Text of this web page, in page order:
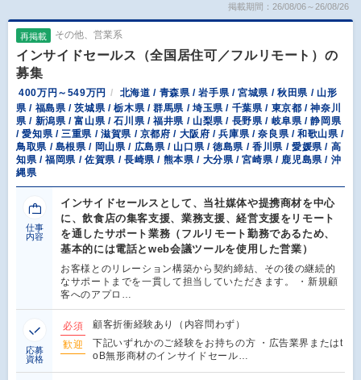
掲載期間：26/08/06～26/08/26
再掲載 その他、営業系
インサイドセールス（全国居住可／フルリモート）の
募集
400万円～549万円
北海道 / 青森県 / 岩手県 / 宮城県 / 秋田県 / 山形
県 / 福島県 / 茨城県 / 栃木県 / 群馬県 / 埼玉県 / 千葉県 / 東京都 / 神奈川
県 / 新潟県 / 富山県 / 石川県 / 福井県 / 山梨県 / 長野県 / 岐阜県 / 静岡県
/ 愛知県 / 三重県 / 滋賀県 / 京都府 / 大阪府 / 兵庫県 / 奈良県 / 和歌山県 /
鳥取県 / 島根県 / 岡山県 / 広島県 / 山口県 / 徳島県 / 香川県 / 愛媛県 / 高
知県 / 福岡県 / 佐賀県 / 長崎県 / 熊本県 / 大分県 / 宮崎県 / 鹿児島県 / 沖
縄県
仕事
内容
インサイドセールスとして、当社媒体や提携商材を中心
に、飲食店の集客支援、業務支援、経営支援をリモート
を通したサポート業務（フルリモート勤務であるため、
基本的には電話とweb会議ツールを使用した営業）
お客様とのリレーション構築から契約締結、その後の継続的
なサポートまでを一貫して担当していただきます。 ・新規顧
客へのアプロ…
応募
資格
必須
顧客折衝経験あり（内容問わず）
歓迎
下記いずれかのご経験をお持ちの方 ・広告業界またはt
oB無形商材のインサイドセール…